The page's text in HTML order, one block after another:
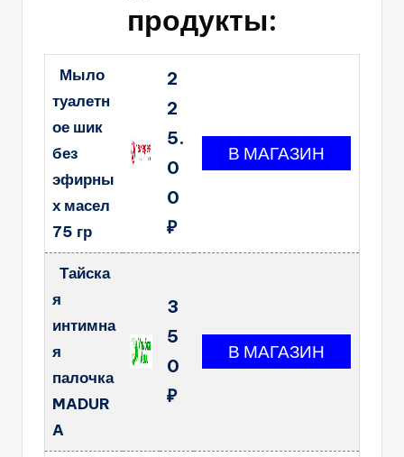
продукты:
Мыло
туалетн
ое шик
без
эфирны
х масел
75 гр
2
2
5.
0
0
₽
Тайска
я
интимна
я
палочка
MADUR
A
3
5
0
₽